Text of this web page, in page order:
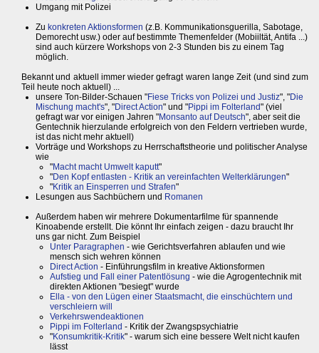
Umgang mit Polizei
Zu konkreten Aktionsformen (z.B. Kommunikationsguerilla, Sabotage,
Demorecht usw.) oder auf bestimmte Themenfelder (Mobiiltät, Antifa ...)
sind auch kürzere Workshops von 2-3 Stunden bis zu einem Tag
möglich.
Bekannt und aktuell immer wieder gefragt waren lange Zeit (und sind zum
Teil heute noch aktuell) ...
unsere Ton-Bilder-Schauen "Fiese Tricks von Polizei und Justiz", "Die
Mischung macht's", "Direct Action" und "Pippi im Folterland" (viel
gefragt war vor einigen Jahren "Monsanto auf Deutsch", aber seit die
Gentechnik hierzulande erfolgreich von den Feldern vertrieben wurde,
ist das nicht mehr aktuell)
Vorträge und Workshops zu Herrschaftstheorie und politischer Analyse
wie
"Macht macht Umwelt kaputt"
"Den Kopf entlasten - Kritik an vereinfachten Welterklärungen"
"Kritik an Einsperren und Strafen"
Lesungen aus Sachbüchern und Romanen
Außerdem haben wir mehrere Dokumentarfilme für spannende
Kinoabende erstellt. Die könnt Ihr einfach zeigen - dazu braucht Ihr
uns gar nicht. Zum Beispiel
Unter Paragraphen - wie Gerichtsverfahren ablaufen und wie
mensch sich wehren können
Direct Action - Einführungsfilm in kreative Aktionsformen
Aufstieg und Fall einer Patentlösung - wie die Agrogentechnik mit
direkten Aktionen "besiegt" wurde
Ella - von den Lügen einer Staatsmacht, die einschüchtern und
verschleiern will
Verkehrswendeaktionen
Pippi im Folterland - Kritik der Zwangspsychiatrie
"Konsumkritik-Kritik" - warum sich eine bessere Welt nicht kaufen
lässt